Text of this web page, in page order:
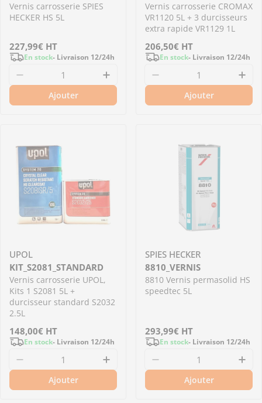
Vernis carrosserie SPIES
HECKER HS 5L
Prix
régulier
227,99€ HT
En stock- Livraison 12/24h
Diminuer la quantité pour 8055 - Vernis
Augmenter la quantité pour
Ajouter
Vernis carrosserie CROMAX
VR1120 5L + 3 durcisseurs
extra rapide VR1129 1L
Prix
régulier
206,50€ HT
En stock- Livraison 12/24h
Diminuer la quantité
Ajouter
UPOL
KIT_S2081_STANDARD
Vernis carrosserie UPOL,
Kits 1 S2081 5L +
durcisseur standard S2032
2.5L
Prix
régulier
148,00€ HT
En stock- Livraison 12/24h
Diminuer la quantité pourAugmenter la quantité pour
Ajouter
SPIES HECKER
8810_VERNIS
8810 Vernis permasolid HS
speedtec 5L
Prix
régulier
293,99€ HT
En stock- Livraison 12/24h
Diminuer la
Ajouter